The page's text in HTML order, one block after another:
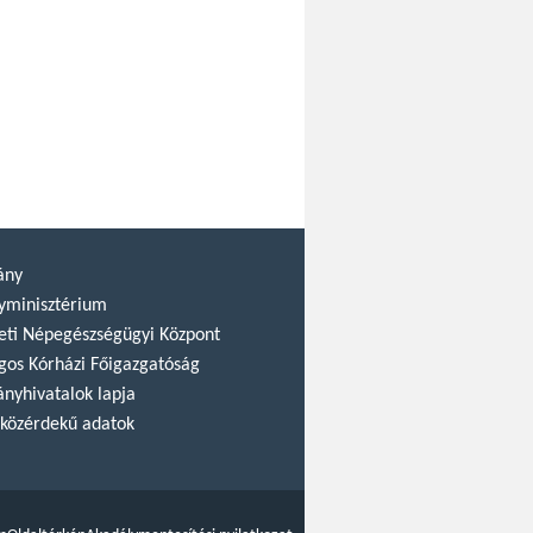
Népegészségügyi Központ
Kórházi Főigazgatóság
lapja
adatok